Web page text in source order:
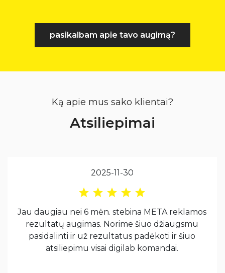
pasikalbam apie tavo augimą?
Ką apie mus sako klientai?
Atsiliepimai
2025-11-30
Jau daugiau nei 6 mėn. stebina META reklamos
rezultatų augimas. Norime šiuo džiaugsmu
pasidalinti ir už rezultatus padėkoti ir šiuo
atsiliepimu visai digilab komandai.